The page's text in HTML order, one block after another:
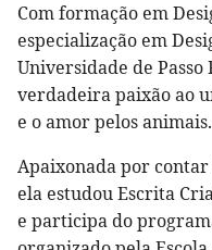
Com formação em
especialização em
Universidade de
verdadeira paixão ao
e o amor pelos animais.
Apaixonada por
ela estudou Escrita
e participa do